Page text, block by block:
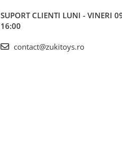
SUPORT CLIENTI LUNI - VINERI
16:00
contact@zukitoys.ro